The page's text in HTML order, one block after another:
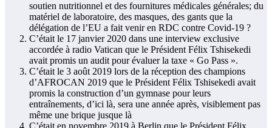
soutien nutritionnel et des fournitures médicales générales; du
matériel de laboratoire, des masques, des gants que la
délégation de l’EU a fait venir en RDC contre Covid-19 ?
C’était le 17 janvier 2020 dans une interview exclusive
accordée à radio Vatican que le Président Félix Tshisekedi
avait promis un audit pour évaluer la taxe « Go Pass ».
C’était le 3 août 2019 lors de la réception des champions
d’AFROCAN 2019 que le Président Félix Tshisekedi avait
promis la construction d’un gymnase pour leurs
entraînements, d’ici là, sera une année après, visiblement pas
même une brique jusque là
C’était en novembre 2019 à Berlin que le Président Félix